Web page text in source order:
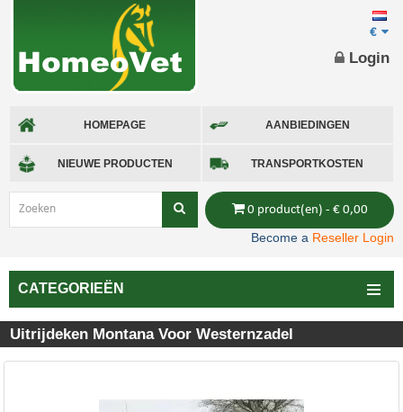
HOMEPAGE AANBIEDINGEN
NIEUWE PRODUCTEN TRANSPORTKOSTEN
€
0 product(en) - € 0,00
Login
Become a Reseller Login
CATEGORIEËN
Uitrijdeken Montana Voor Westernzadel